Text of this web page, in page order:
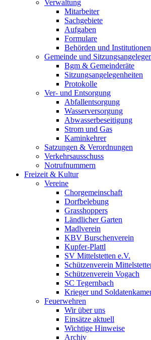
Verwaltung
Mitarbeiter
Sachgebiete
Aufgaben
Formulare
Behörden und Institutionen
Gemeinde und
Bgm & Gemeinderäte
Sitzungsangelegenheiten
Protokolle
Ver- und Entsorgung
Abfallentsorgung
Wasserversorgung
Abwasserbeseitigung
Strom und Gas
Kaminkehrer
Satzungen & Verordnungen
Verkehrsausschuss
Notrufnummern
Freizeit & Kultur
Vereine
Chorgemeinschaft
Dorfbelebung
Grasshoppers
Ländlicher Garten
Madlverein
KBV Burschenverein
Kupfer-Plattl
SV Mittelstetten e.V.
Schützenverein
Schützenverein Vogach
SC Tegernbach
Krieger und
Feuerwehren
Wir über uns
Einsätze aktuell
Wichtige Hinweise
Archiv